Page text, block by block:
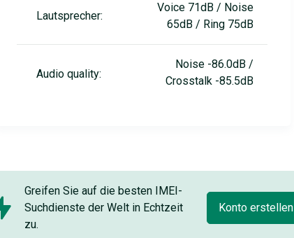
Lautsprecher:
Voice 71dB / Noise
65dB / Ring 75dB
Audio quality:
Noise -86.0dB /
Crosstalk -85.5dB
Greifen Sie auf die besten IMEI-
Suchdienste der Welt in Echtzeit
zu.
Konto erstellen